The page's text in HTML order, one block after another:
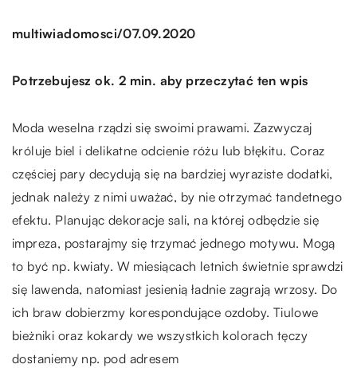
multiwiadomosci/07.09.2020
Potrzebujesz ok. 2 min. aby przeczytać ten wpis
Moda weselna rządzi się swoimi prawami. Zazwyczaj
króluje biel i delikatne odcienie różu lub błękitu. Coraz
częściej pary decydują się na bardziej wyraziste dodatki,
jednak należy z nimi uważać, by nie otrzymać tandetnego
efektu. Planując dekoracje sali, na której odbędzie się
impreza, postarajmy się trzymać jednego motywu. Mogą
to być np. kwiaty. W miesiącach letnich świetnie sprawdzi
się lawenda, natomiast jesienią ładnie zagrają wrzosy. Do
ich braw dobierzmy korespondujące ozdoby. Tiulowe
bieżniki oraz kokardy we wszystkich kolorach tęczy
dostaniemy np. pod adresem